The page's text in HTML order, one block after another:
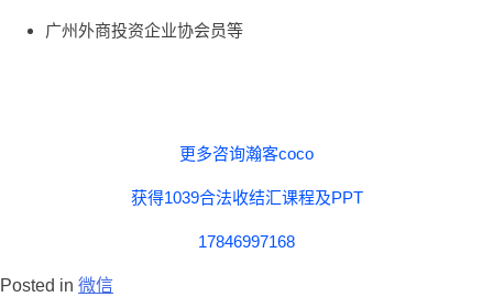
广州外商投资企业协会员等
更多咨询瀚客coco
获得1039合法收结汇课程及PPT
17846997168
Posted in 微信